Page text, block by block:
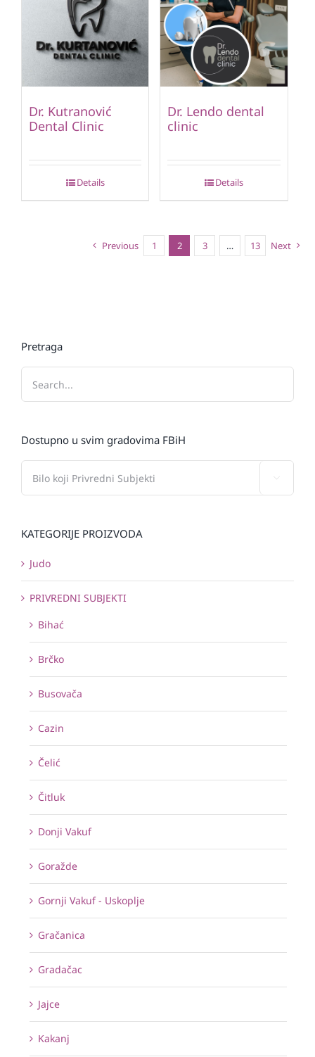
Dr. Kutranović
Dental Clinic
Details
Dr. Lendo dental
clinic
Details
Previous 1 2 3 … 13 Next
Pretraga
Dostupno u svim gradovima FBiH
KATEGORIJE PROIZVODA
Judo
PRIVREDNI SUBJEKTI
Bihać
Brčko
Busovača
Cazin
Čelić
Čitluk
Donji Vakuf
Goražde
Gornji Vakuf - Uskoplje
Gračanica
Gradačac
Jajce
Kakanj